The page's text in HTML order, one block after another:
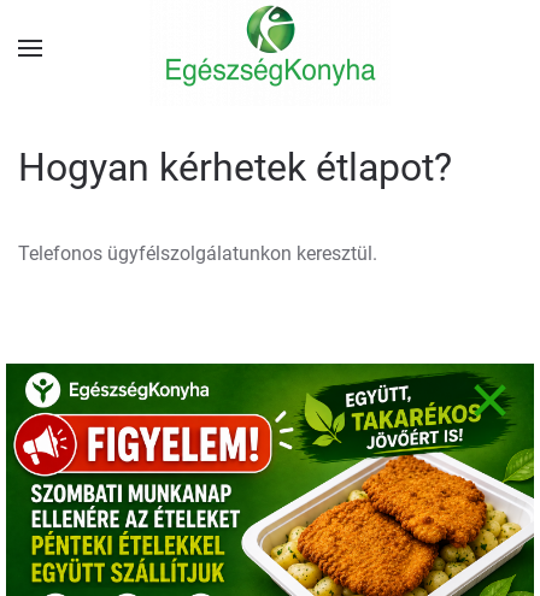
Hogyan kérhetek étlapot?
Telefonos ügyfélszolgálatunkon keresztül.
×